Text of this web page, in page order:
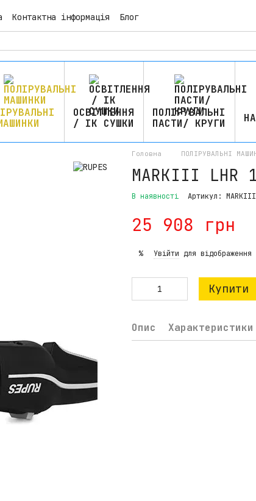
Контактна інформація
Блог
ОСВІТЛЕННЯ
/ ІК СУШКИ
ПОЛІРУВАЛЬНІ
ПАСТИ/ КРУГИ
Головна ПОЛІРУВАЛЬНІ
MARKIII LHR
В наявності Артикул:
25 908 грн
% Увійти для відображення
Купити
Опис Характеристики